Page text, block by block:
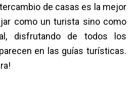
de casas es la mejor
como un turista sino como
disfrutando de todos los
en las guías turísticas.